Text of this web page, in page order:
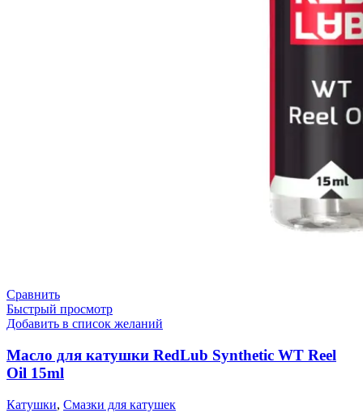
Сравнить
Быстрый просмотр
Добавить в список желаний
Масло для катушки RedLub Synthetic WT Reel
Oil 15ml
Катушки, Смазки для катушек